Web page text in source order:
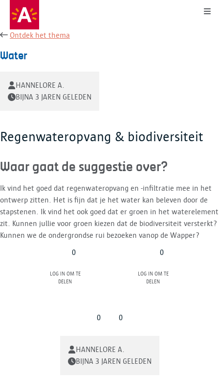
Ontdek het thema
Water
HANNELORE A.
BIJNA 3 JAREN GELEDEN
Regenwateropvang & biodiversiteit
Waar gaat de suggestie over?
Ik vind het goed dat regenwateropvang en -infiltratie mee in het
ontwerp zitten. Het is fijn dat je het water kan beleven door de
stapstenen. Ik vind het ook goed dat er groen in het waterelement
zit. Kunnen jullie voor groen kiezen dat de biodiversiteit versterkt?
Kunnen we de ondergrondse rui bezoeken vanop de Wapper?
0
Log in om te
delen
0
Log in om te
delen
0 0
HANNELORE A.
BIJNA 3 JAREN GELEDEN